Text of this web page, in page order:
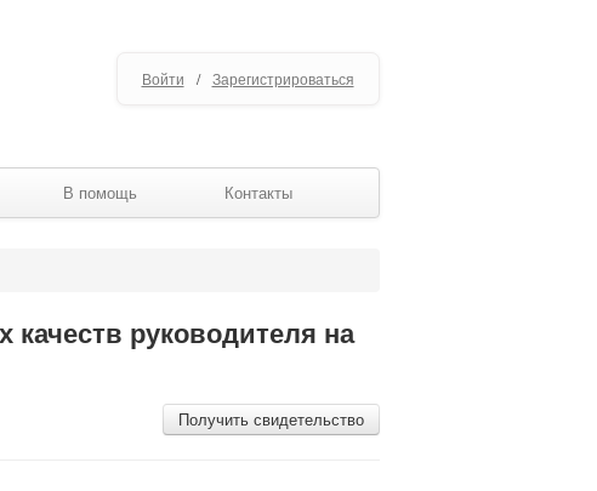
Войти / Зарегистрироваться
В помощь Контакты
руководителя на
Получить свидетельство